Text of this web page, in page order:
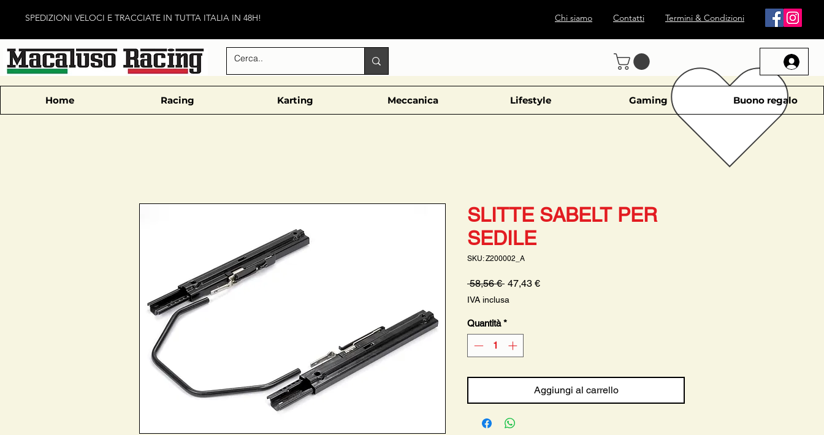
SPEDIZIONI VELOCI E TRACCIATE IN TUTTA ITALIA IN 48H! Chi siamo Contatti Termini & Condizioni
Home Racing Karting Meccanica Lifestyle Gaming Buono regalo
SLITTE SABELT PER
SEDILE
SKU: Z200002_A
58,56 € Prezzo
47,43 €Prezzo
IVA inclusa
Quantità *
Aggiungi al carrello